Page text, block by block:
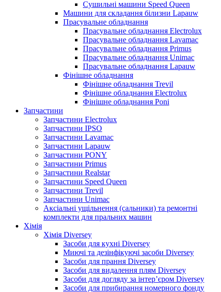
Сушильні машини Speed Queen
Машини для складання білизни Lapauw
Прасувальне обладнання
Прасувальне обладнання Electrolux
Прасувальне обладнання Lavamac
Прасувальне обладнання Primus
Прасувальне обладнання Unimac
Прасувальне обладнання Lapauw
Фінішне обладнання
Фінішне обладнання Trevil
Фінішне обладнання Electrolux
Фінішне обладнання Poni
Запчастини
Запчастини Electrolux
Запчастини IPSO
Запчастини Lavamac
Запчастини Lapauw
Запчастини PONY
Запчастини Primus
Запчастини Realstar
Запчастини Speed Queen
Запчастини Trevil
Запчастини Unimac
Аксіальні ущільнення (сальники) та ремонтні
комплекти для пральних машин
Хімія
Хімія Diversey
Засоби для кухні Diversey
Миючі та дезінфікуючі засоби Diversey
Засоби для прання Diversey
Засоби для видалення плям Diversey
Засоби для догляду за інтер’єром Diversey
Засоби для прибирання номерного фонду